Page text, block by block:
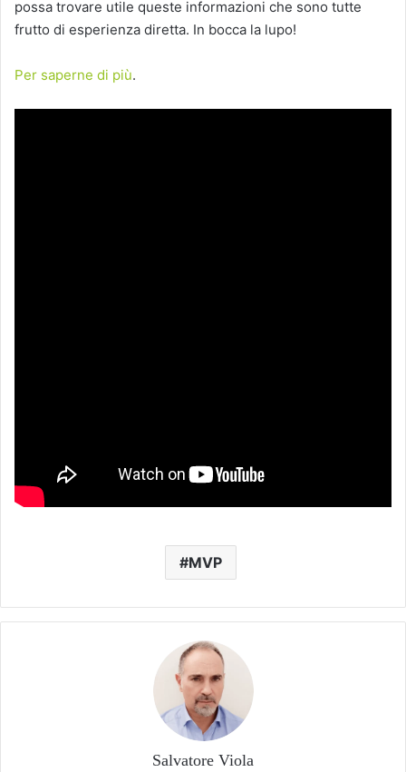
possa trovare utile queste informazioni che sono tutte
frutto di esperienza diretta. In bocca la lupo!
Per saperne di più.
MVP
Salvatore Viola